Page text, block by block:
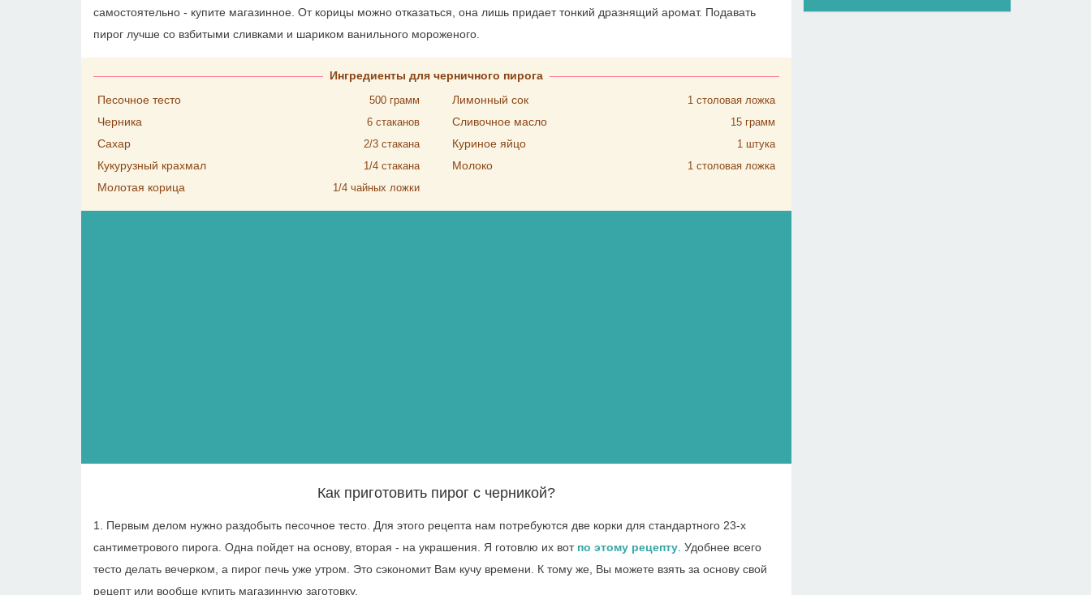
самостоятельно - купите магазинное. От корицы можно отказаться, она лишь придает тонкий дразнящий аромат. Подавать
пирог лучше со взбитыми сливками и шариком ванильного мороженого.
Ингредиенты для черничного пирога
Песочное тесто
500 грамм
Черника 6 стаканов
Сахар 2/3 стакана
Кукурузный крахмал 1/4 стакана
Молотая корица 1/4 чайных ложки
Лимонный сок 1 столовая ложка
Сливочное масло 15 грамм
Куриное яйцо 1 штука
Молоко 1 столовая ложка
Как приготовить пирог с черникой?
1. Первым делом нужно раздобыть песочное тесто. Для этого рецепта нам потребуются две корки для стандартного 23-х
сантиметрового пирога. Одна пойдет на основу, вторая - на украшения. Я готовлю их вот по этому рецепту. Удобнее всего
тесто делать вечерком, а пирог печь уже утром. Это сэкономит Вам кучу времени. К тому же, Вы можете взять за основу свой
рецепт или вообще купить магазинную заготовку.